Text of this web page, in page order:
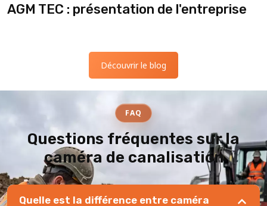
AGM TEC : présentation de l'entreprise
Découvrir le blog
FAQ
Questions fréquentes sur la
caméra de canalisation
Quelle est la différence entre caméra